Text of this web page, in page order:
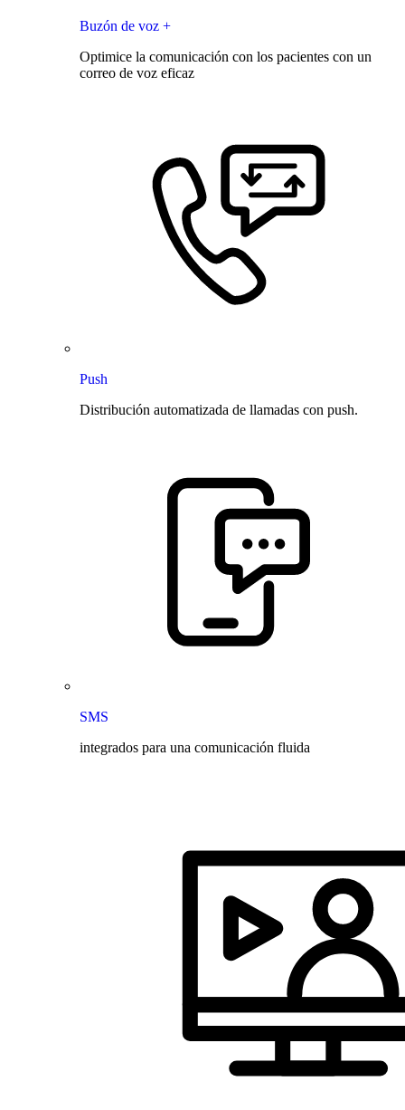
Buzón de voz +
Optimice la comunicación con los pacientes con un
correo de voz eficaz
Push
Distribución automatizada de llamadas con push.
SMS
integrados para una comunicación fluida